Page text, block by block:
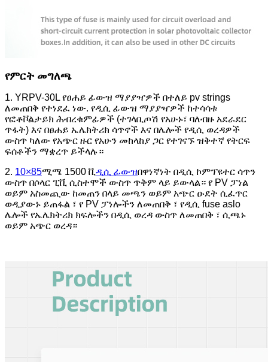
የምርት መግለጫ
1. YRPV-30L የፀሐይ ፊውዝ ማያያዣዎች በተለይ pv strings
ለመጠበቅ የተነደፈ ነው. የዲሲ ፊውዝ ማያያዣዎች ከተሳሳቱ
የፎቶቮልታይክ ሕብረቁምፊዎች (ተገላቢጦሽ የአሁኑ፣ ባለብዙ አደራደር
ጥፋት) እና በፀሐይ ኤሌክትሪክ ሳጥኖች እና በሌሎች የዲሲ ወረዳዎች
ውስጥ ካለው የአጭር ዙር የአሁን መከላከያ ጋር የተገናኙ ዝቅተኛ የትርፍ
ፍሰቶችን ማቋረጥ ይችላሉ።
2. 10×85ሚሜ 1500 ቪዲሲ ፊውዝበዋነኛነት በዲሲ ኮምፕዩተር ሳጥን
ውስጥ በሶላር ፒቪ ሲስተሞች ውስጥ ጥቅም ላይ ይውላል። የ PV ፓነል
ወይም አስመጪው ከመጠን በላይ መጫን ወይም አጭር ዑደት ሲፈጥር
ወዲያውኑ ይጠፋል ፣ የ PV ፓነሎችን ለመጠበቅ ፣ የዲሲ fuse aslo
ሌሎች የኤሌክትሪክ ክፍሎችን በዲሲ ወረዳ ውስጥ ለመጠበቅ ፣ ሲጫኑ
ወይም አጭር ወረዳ።